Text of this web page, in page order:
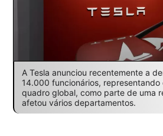
A Tesla anunciou recentemente a
14.000 funcionários, representando
quadro global, como parte de uma
afetou vários departamentos.